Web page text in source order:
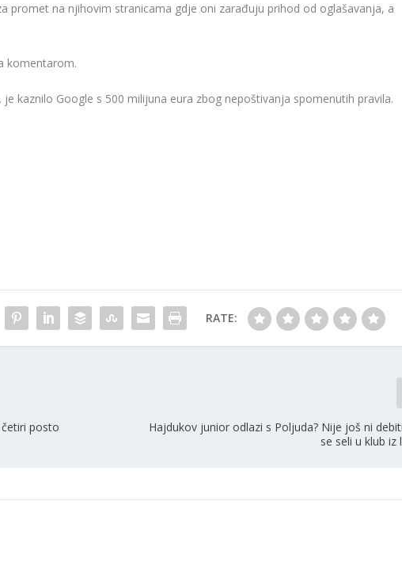
promet na njihovim stranicama gdje oni zarađuju prihod od oglašavanja, a
komentarom.
kaznilo Google s 500 milijuna eura zbog nepoštivanja spomenutih pravila.
RATE:
posto
Hajdukov junior odlazi s Poljuda? Nije još ni
se seli u klub iz